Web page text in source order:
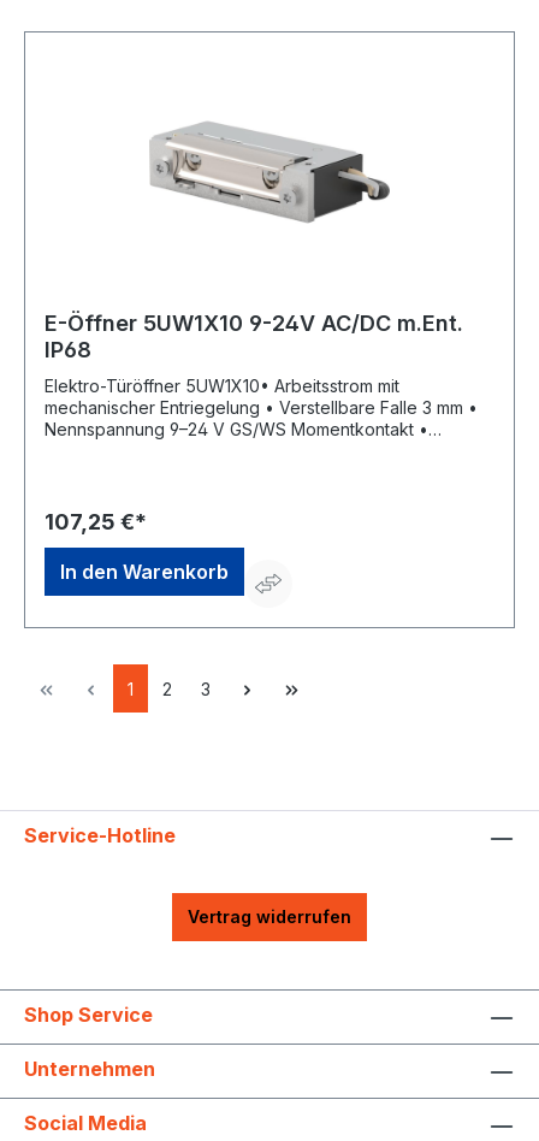
E-Öffner 5UW1X10 9-24V AC/DC m.Ent.
IP68
Elektro-Türöffner 5UW1X10• Arbeitsstrom mit
mechanischer Entriegelung • Verstellbare Falle 3 mm •
Nennspannung 9–24 V GS/WS Momentkontakt •
Bauteile • Aufgrund seiner geringen Maße in sehr
schmalen Türprofilen einbaubar • Für den Außenbereich
geeignetHersteller: OPENERS & CLOSERS, Calle
Agricultura Nave 1217, 08980 Sant Feliu de Llobregat,
Barcelona, ES, +34 934 080 515, info@openers-
closers.com
107,25 €*
In den Warenkorb
1 2 3
Service-Hotline
Vertrag widerrufen
Shop Service
Unternehmen
Social Media